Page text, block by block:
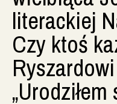
literackiej
Czy ktoś